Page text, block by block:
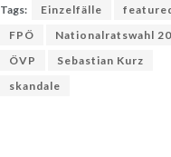
Tags: Einzelfälle
FPÖ
Nationalratswahl
ÖVP
Sebastian Kurz
skandale